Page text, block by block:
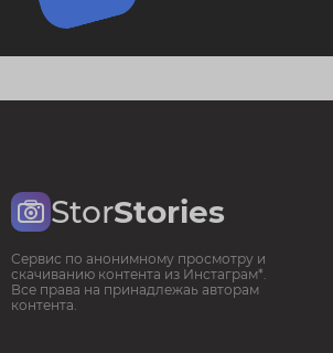
StorStories
Сервис по анонимному просмотру и
скачиванию контента из Инстаграм*.
Все права на принадлежаь авторам
контента.